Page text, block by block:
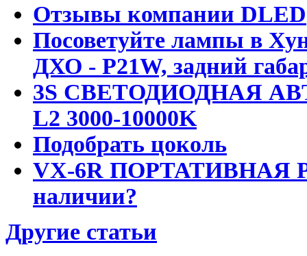
Отзывы компании DLED
Посоветуйте лампы в
ДХО - P21W, задний
3S СВЕТОДИОДНАЯ
L2 3000-10000K
Подобрать цоколь
VX-6R ПОРТАТИВНАЯ
наличии?
Другие статьи